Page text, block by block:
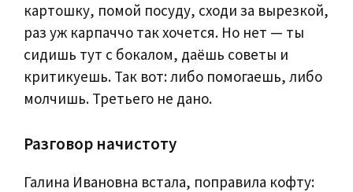
картошку, помой посуду, сходи за вырезкой,
раз уж карпаччо так хочется. Но нет — ты
сидишь тут с бокалом, даёшь советы и
критикуешь. Так вот: либо помогаешь, либо
молчишь. Третьего не дано.
Разговор начистоту
Галина Ивановна встала, поправила кофту: